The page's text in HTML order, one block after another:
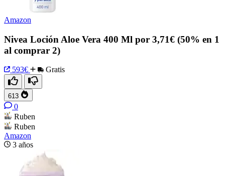
Amazon
Nivea Loción Aloe Vera 400 Ml por 3,71€ (50% en 1
al comprar 2)
593€ Gratis
613
0
Ruben
Ruben
Amazon
3 años